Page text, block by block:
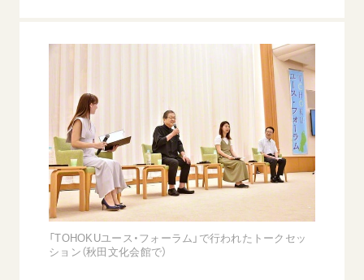
釈尊～法華経
日蓮大聖人
創価学会の三代会長
初代会長・牧口常三郎先生
第2代会長・戸田城聖先生
第3代会長・池田大作先生
仏法を学ぶ
仏法を語る
主な行事
年間の活動について
友人葬
核兵器の廃絶に向け連帯を拡大
「持続可能な開発目標（SDGs）」の取り組み
人道支援
音楽活動
展示活動
教育本部の活動
図書贈呈
世界の創価学会
各国ウェブサイト
世界の創価学会の歴史
基本情報
創価学会 会憲
創価学会 会則
創価学会 社会憲章
組織・機構
会長・理事長・各部長の紹介
会員サポート
座談会御書ｅ講義
小説『新・人間革命』『人間革命』要旨
御書検索［新版］
関連リンク
創価学会総本部
墓地公園・納骨堂
ご意見
「TOHOKUユース・フォーラム」で行われたトークセッ
ション（秋田文化会館で）